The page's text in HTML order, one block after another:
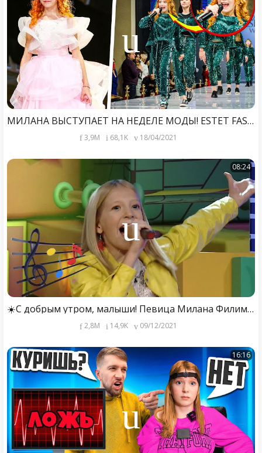
МИЛАНА ВЫСТУПАЕТ НА НЕДЕЛЕ МОДЫ! ESTET FASHION WEEK 2021! НЕЗАПЛАНИРОВАННАЯ ФАН ВСТРЕЧА!
3,9M 68,1K 18/04/2021
08:24
☀️С добрым утром, малыши! Певица Милана Филимонова в гостях у Хрюши и Антона
2,8M 14,9K 09/12/2021
16:16